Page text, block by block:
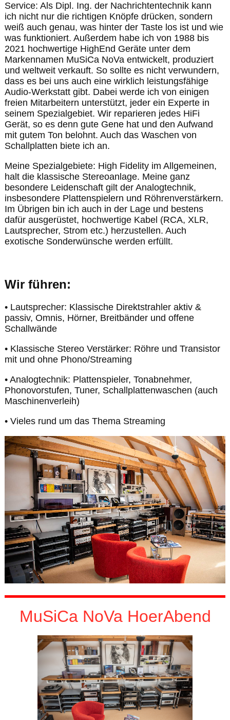
Service: Als Dipl. Ing. der Nachrichtentechnik kann
ich nicht nur die richtigen Knöpfe drücken, sondern
weiß auch genau, was hinter der Taste los ist und wie
was funktioniert. Außerdem habe ich von 1988 bis
2021 hochwertige HighEnd Geräte unter dem
Markennamen MuSiCa NoVa entwickelt, produziert
und weltweit verkauft. So sollte es nicht verwundern,
dass es bei uns auch eine wirklich leistungsfähige
Audio-Werkstatt gibt. Dabei werde ich von einigen
freien Mitarbeitern unterstützt, jeder ein Experte in
seinem Spezialgebiet. Wir reparieren jedes HiFi
Gerät, so es denn gute Gene hat und den Aufwand
mit gutem Ton belohnt. Auch das Waschen von
Schallplatten biete ich an.
Meine Spezialgebiete: High Fidelity im Allgemeinen,
halt die klassische Stereoanlage. Meine ganz
besondere Leidenschaft gilt der Analogtechnik,
insbesondere Plattenspielern und Röhrenverstärkern.
Im Übrigen bin ich auch in der Lage und bestens
dafür ausgerüstet, hochwertige Kabel (RCA, XLR,
Lautsprecher, Strom etc.) herzustellen. Auch
exotische Sonderwünsche werden erfüllt.
Wir führen:
• Lautsprecher: Klassische Direktstrahler aktiv &
passiv, Omnis, Hörner, Breitbänder und offene
Schallwände
• Klassische Stereo Verstärker: Röhre und Transistor
mit und ohne Phono/Streaming
• Analogtechnik: Plattenspieler, Tonabnehmer,
Phonovorstufen, Tuner, Schallplattenwaschen (auch
Maschinenverleih)
• Vieles rund um das Thema Streaming
MuSiCa NoVa HoerAbend